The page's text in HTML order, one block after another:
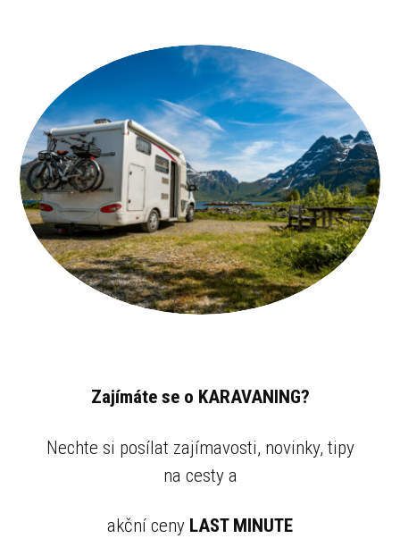
Zajímáte se o KARAVANING?
Nechte si posílat zajímavosti, novinky, tipy
na cesty a
akční ceny LAST MINUTE